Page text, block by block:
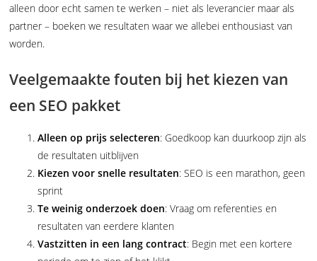
alleen door echt samen te werken – niet als leverancier maar als
partner – boeken we resultaten waar we allebei enthousiast van
worden.
Veelgemaakte fouten bij het kiezen van
een SEO pakket
Alleen op prijs selecteren: Goedkoop kan duurkoop zijn als
de resultaten uitblijven
Kiezen voor snelle resultaten: SEO is een marathon, geen
sprint
Te weinig onderzoek doen: Vraag om referenties en
resultaten van eerdere klanten
Vastzitten in een lang contract: Begin met een kortere